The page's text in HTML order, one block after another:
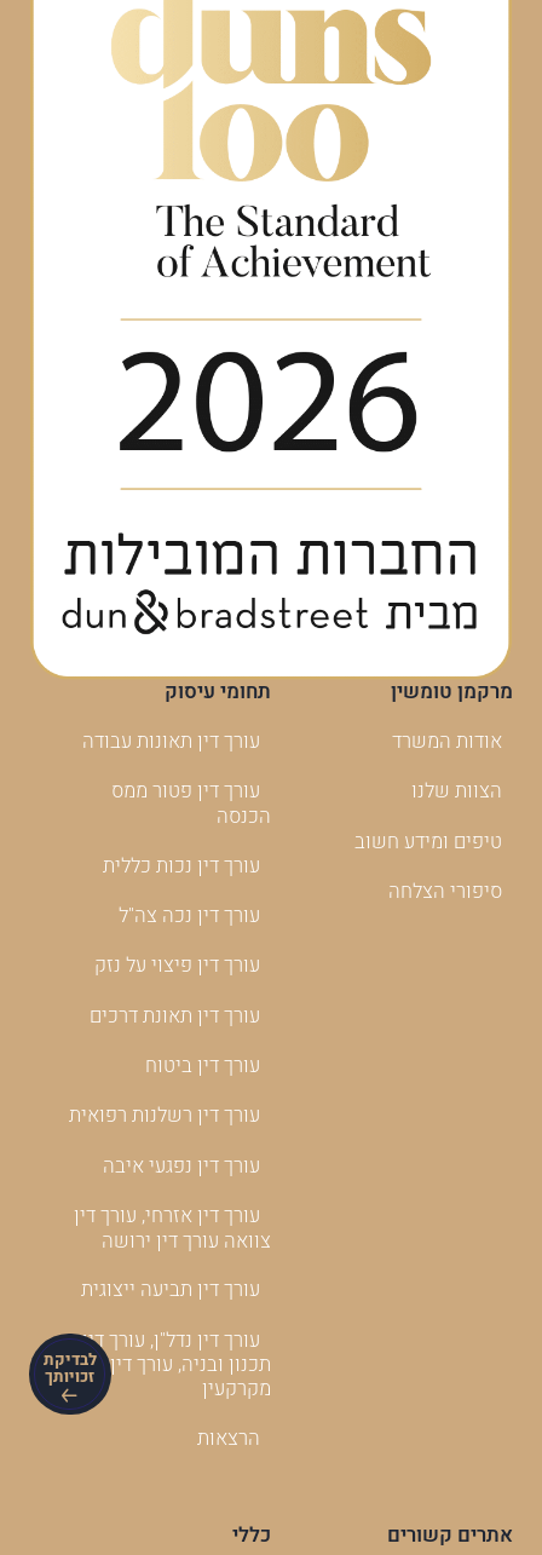
לבדיקת
זכויותך
מרקמן טומשין
אודות המשרד
הצוות שלנו
טיפים ומידע חשוב
סיפורי הצלחה
תחומי עיסוק
עורך דין תאונות עבודה
עורך דין פטור ממס
הכנסה
עורך דין נכות כללית
עורך דין נכה צה"ל
עורך דין פיצוי על נזק
עורך דין תאונת דרכים
עורך דין ביטוח
עורך דין רשלנות רפואית
עורך דין נפגעי איבה
עורך דין אזרחי, עורך דין
צוואה עורך דין ירושה
עורך דין תביעה ייצוגית
עורך דין נדל"ן, עורך דין
תכנון ובניה, עורך דין
מקרקעין
הרצאות
אתרים קשורים
כללי